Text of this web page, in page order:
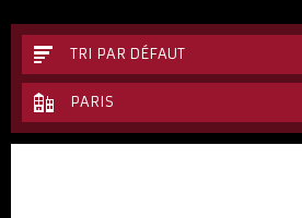
TRI PAR DÉFAUT
PARIS